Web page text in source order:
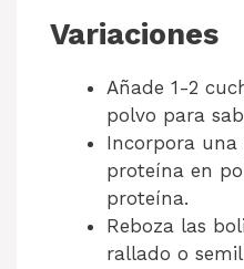
Variaciones
Añade 1-2
polvo para
Incorpora una
proteína en
proteína.
Reboza las
rallado o